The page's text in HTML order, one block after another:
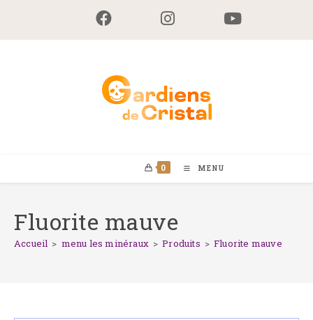
content
0 MENU
Fluorite mauve
Accueil > menu les minéraux > Produits > Fluorite mauve